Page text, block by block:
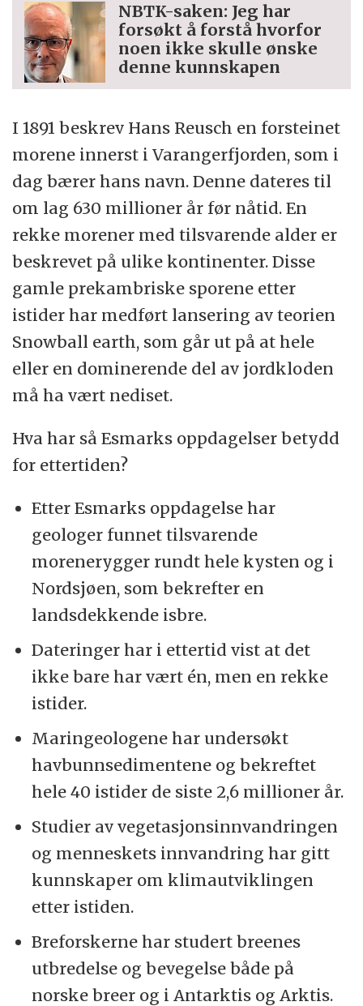
NBTK-saken: Jeg har
forsøkt å forstå hvorfor
noen ikke skulle ønske
denne kunnskapen
I 1891 beskrev Hans Reusch en forsteinet
morene innerst i Varangerfjorden, som i
dag bærer hans navn. Denne dateres til
om lag 630 millioner år før nåtid. En
rekke morener med tilsvarende alder er
beskrevet på ulike kontinenter. Disse
gamle prekambriske sporene etter
istider har medført lansering av teorien
Snowball earth, som går ut på at hele
eller en dominerende del av jordkloden
må ha vært nediset.
Hva har så Esmarks oppdagelser betydd
for ettertiden?
Etter Esmarks oppdagelse har
geologer funnet tilsvarende
morenerygger rundt hele kysten og i
Nordsjøen, som bekrefter en
landsdekkende isbre.
Dateringer har i ettertid vist at det
ikke bare har vært én, men en rekke
istider.
Maringeologene har undersøkt
havbunnsedimentene og bekreftet
hele 40 istider de siste 2,6 millioner år.
Studier av vegetasjonsinnvandringen
og menneskets innvandring har gitt
kunnskaper om klimautviklingen
etter istiden.
Breforskerne har studert breenes
utbredelse og bevegelse både på
norske breer og i Antarktis og Arktis.